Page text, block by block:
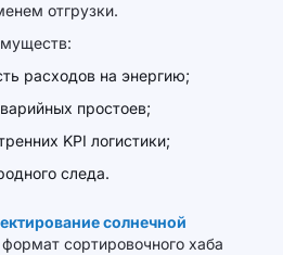
отгрузки.
расходов на энергию;
простоев;
KPI логистики;
следа.
солнечной
сортировочного хаба